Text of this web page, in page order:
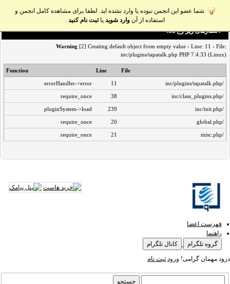
شما عضو این انجمن نبوده یا وارد نشده اید. لطفا برای مشاهده کامل انجمن و
استفاده از آن وارد شوید یاثبت نام کنید .
اخطار‌های زیر رخ داد:
Warning [2] Creating default object from empty value - Line: 11 - File:
inc/plugins/tapatalk.php PHP 7.4.33 (Linux)
File
Line
Function
/inc/plugins/tapatalk.php
11
errorHandler->error
/inc/class_plugins.php
38
require_once
/inc/init.php
239
pluginSystem->load
/global.php
20
require_once
/misc.php
21
require_once
فهرست اعضا
راهنما
گروه تلگرام
کانال تلگرام
درود مهمان گرامی! ورود ثبت نام